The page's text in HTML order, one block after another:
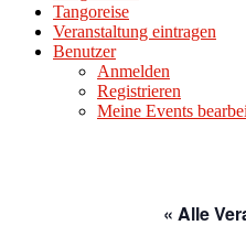
Tangoreise
Veranstaltung eintragen
Benutzer
Anmelden
Registrieren
Meine Events
« Alle